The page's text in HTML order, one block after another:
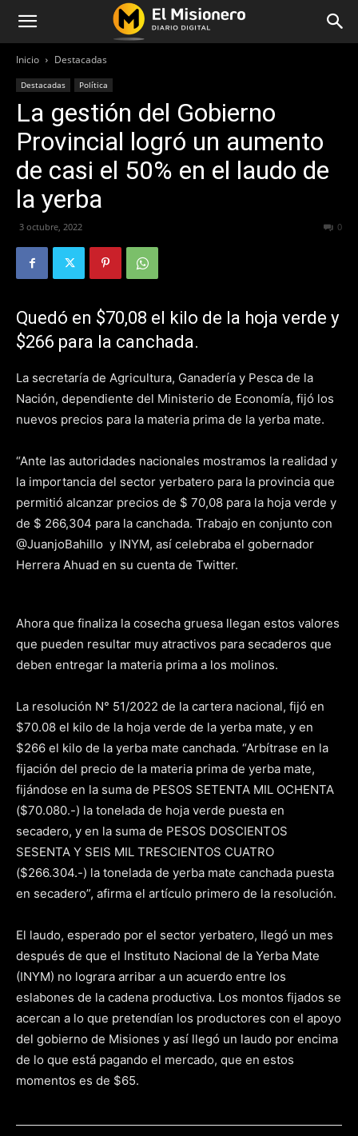
Inicio Destacadas
Destacadas Política
La gestión del Gobierno
Provincial logró un aumento
de casi el 50% en el laudo de
la yerba
3 octubre, 2022 0
Quedó en $70,08 el kilo de la hoja verde y
$266 para la canchada.
La secretaría de Agricultura, Ganadería y Pesca de la
Nación, dependiente del Ministerio de Economía, fijó los
nuevos precios para la materia prima de la yerba mate.
“Ante las autoridades nacionales mostramos la realidad y
la importancia del sector yerbatero para la provincia que
permitió alcanzar precios de $ 70,08 para la hoja verde y
de $ 266,304 para la canchada. Trabajo en conjunto con
@JuanjoBahillo y INYM, así celebraba el gobernador
Herrera Ahuad en su cuenta de Twitter.
Ahora que finaliza la cosecha gruesa llegan estos valores
que pueden resultar muy atractivos para secaderos que
deben entregar la materia prima a los molinos.
La resolución N° 51/2022 de la cartera nacional, fijó en
$70.08 el kilo de la hoja verde de la yerba mate, y en
$266 el kilo de la yerba mate canchada. “Arbítrase en la
fijación del precio de la materia prima de yerba mate,
fijándose en la suma de PESOS SETENTA MIL OCHENTA
($70.080.-) la tonelada de hoja verde puesta en
secadero, y en la suma de PESOS DOSCIENTOS
SESENTA Y SEIS MIL TRESCIENTOS CUATRO
($266.304.-) la tonelada de yerba mate canchada puesta
en secadero”, afirma el artículo primero de la resolución.
El laudo, esperado por el sector yerbatero, llegó un mes
después de que el Instituto Nacional de la Yerba Mate
(INYM) no lograra arribar a un acuerdo entre los
eslabones de la cadena productiva. Los montos fijados se
acercan a lo que pretendían los productores con el apoyo
del gobierno de Misiones y así llegó un laudo por encima
de lo que está pagando el mercado, que en estos
momentos es de $65.